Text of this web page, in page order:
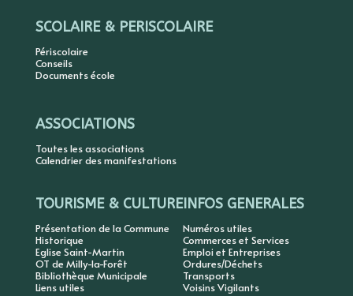
SCOLAIRE & PERISCOLAIRE
Périscolaire
Conseils
Documents école
ASSOCIATIONS
Toutes les associations
Calendrier des manifestations
TOURISME & CULTURE
Présentation de la Commune
Historique
Eglise Saint-Martin
OT de Milly-la-Forêt
Bibliothèque Municipale
Liens utiles
INFOS GENERALES
Numéros utiles
Commerces et Services
Emploi et Entreprises
Ordures/Déchets
Transports
Voisins Vigilants